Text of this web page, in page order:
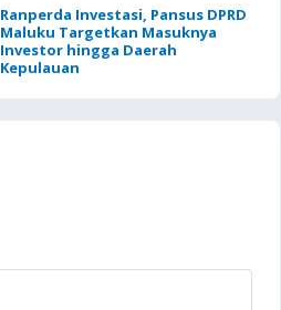
Ranperda Investasi, Pansus DPRD
Maluku Targetkan Masuknya
Investor hingga Daerah
Kepulauan